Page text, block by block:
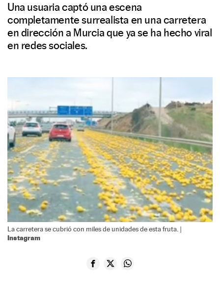
Una usuaria captó una escena
completamente surrealista en una carretera
en dirección a Murcia que ya se ha hecho viral
en redes sociales.
La carretera se cubrió con miles de unidades de esta fruta. |
Instagram